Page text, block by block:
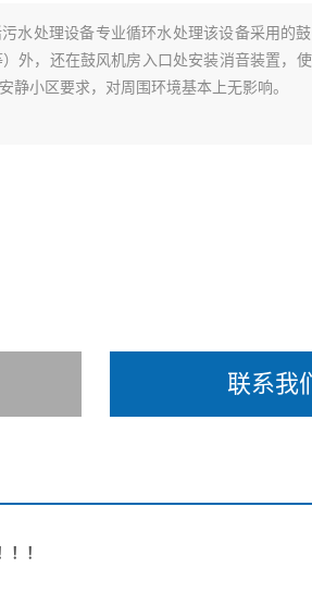
水处理设备专业循环水处理该设备采用的
外，还在鼓风机房入口处安装消音装置，
静小区要求，对周围环境基本上无影响。
联系我
！